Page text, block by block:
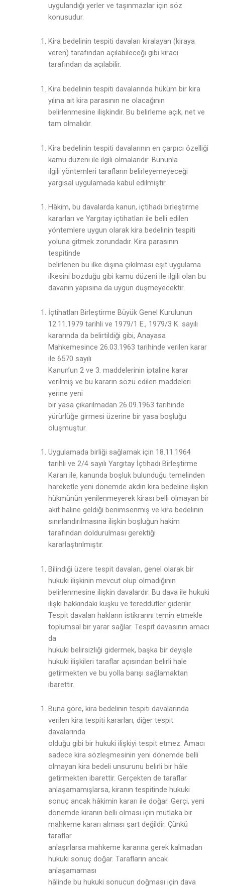
uygulandığı yerler ve taşınmazlar için söz
konusudur.
Kira bedelinin tespiti davaları kiralayan (kiraya
veren) tarafından açılabileceği gibi kiracı
tarafından da açılabilir.
Kira bedelinin tespiti davalarında hüküm bir kira
yılına ait kira parasının ne olacağının
belirlenmesine ilişkindir. Bu belirleme açık, net ve
tam olmalıdır.
Kira bedelinin tespiti davalarının en çarpıcı özelliği
kamu düzeni ile ilgili olmalarıdır. Bununla
ilgili yöntemleri tarafların belirleyemeyeceği
yargısal uygulamada kabul edilmiştir.
Hâkim, bu davalarda kanun, içtihadı birleştirme
kararları ve Yargıtay içtihatları ile belli edilen
yöntemlere uygun olarak kira bedelinin tespiti
yoluna gitmek zorundadır. Kira parasının
tespitinde
belirlenen bu ilke dışına çıkılması eşit uygulama
ilkesini bozduğu gibi kamu düzeni ile ilgili olan bu
davanın yapısına da uygun düşmeyecektir.
İçtihatları Birleştirme Büyük Genel Kurulunun
12.11.1979 tarihli ve 1979/1 E., 1979/3 K. sayılı
kararında da belirtildiği gibi, Anayasa
Mahkemesince 26.03.1963 tarihinde verilen karar
ile 6570 sayılı
Kanun’un 2 ve 3. maddelerinin iptaline karar
verilmiş ve bu kararın sözü edilen maddeleri
yerine yeni
bir yasa çıkarılmadan 26.09.1963 tarihinde
yürürlüğe girmesi üzerine bir yasa boşluğu
oluşmuştur.
Uygulamada birliği sağlamak için 18.11.1964
tarihli ve 2/4 sayılı Yargıtay İçtihadı Birleştirme
Kararı ile, kanunda boşluk bulunduğu temelinden
hareketle yeni dönemde akdin kira bedeline ilişkin
hükmünün yenilenmeyerek kirası belli olmayan bir
akit haline geldiği benimsenmiş ve kira bedelinin
sınırlandırılmasına ilişkin boşluğun hakim
tarafından doldurulması gerektiği
kararlaştırılmıştır.
Bilindiği üzere tespit davaları, genel olarak bir
hukuki ilişkinin mevcut olup olmadığının
belirlenmesine ilişkin davalardır. Bu dava ile hukuki
ilişki hakkındaki kuşku ve tereddütler giderilir.
Tespit davaları hakların istikrarını temin etmekle
toplumsal bir yarar sağlar. Tespit davasının amacı
da
hukuki belirsizliği gidermek, başka bir deyişle
hukuki ilişkileri taraflar açısından belirli hale
getirmekten ve bu yolla barışı sağlamaktan
ibarettir.
Buna göre, kira bedelinin tespiti davalarında
verilen kira tespiti kararları, diğer tespit
davalarında
olduğu gibi bir hukuki ilişkiyi tespit etmez. Amacı
sadece kira sözleşmesinin yeni dönemde belli
olmayan kira bedeli unsurunu belirli bir hâle
getirmekten ibarettir. Gerçekten de taraflar
anlaşamamışlarsa, kiranın tespitinde hukuki
sonuç ancak hâkimin kararı ile doğar. Gerçi, yeni
dönemde kiranın belli olması için mutlaka bir
mahkeme kararı alması şart değildir. Çünkü
taraflar
anlaşırlarsa mahkeme kararına gerek kalmadan
hukuki sonuç doğar. Tarafların ancak
anlaşamaması
hâlinde bu hukuki sonucun doğması için dava